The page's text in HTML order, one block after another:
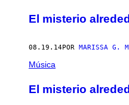
El misterio
08.19.14POR MARISSA G.
Música
El misterio